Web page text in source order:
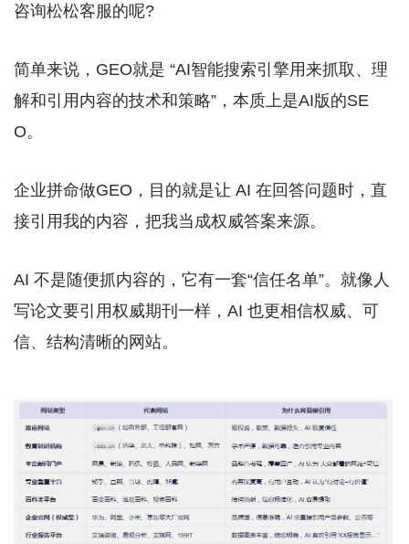
咨询松松客服的呢?
简单来说，GEO就是 “AI智能搜索引擎用来抓取、理
解和引用内容的技术和策略”，本质上是AI版的SE
O。
企业拼命做GEO，目的就是让 AI 在回答问题时，直
接引用我的内容，把我当成权威答案来源。
AI 不是随便抓内容的，它有一套“信任名单”。就像人
写论文要引用权威期刊一样，AI 也更相信权威、可
信、结构清晰的网站。